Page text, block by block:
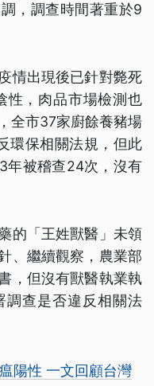
，調查時間著重於9
情出現後已針對斃死
性，肉品市場檢測也
全市37家廚餘養豬場
環保相關法規，但此
年被稽查24次，沒有
的「王姓獸醫」未領
、繼續觀察，農業部
，但沒有獸醫執業執
調查是否違反相關法
陽性 一文回顧台灣